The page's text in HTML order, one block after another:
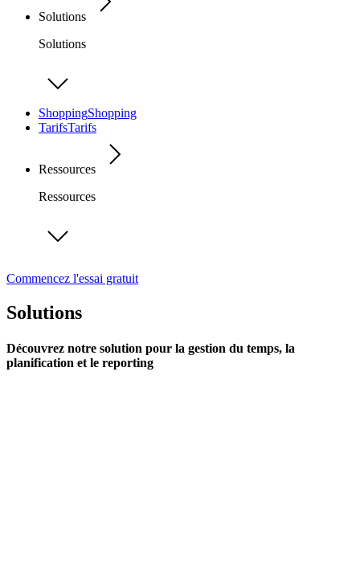
Solutions
Solutions
ShoppingShopping
TarifsTarifs
Ressources
Ressources
Commencez l'essai gratuit
Solutions
Découvrez notre solution pour la gestion du temps, la
planification et le reporting